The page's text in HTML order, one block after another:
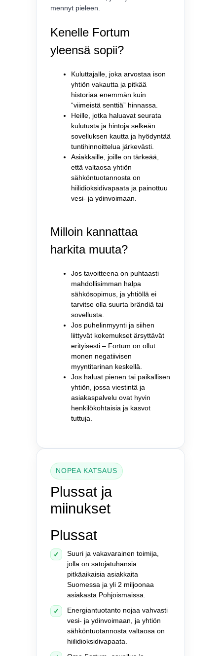
mennyt pieleen.
Kenelle Fortum
yleensä sopii?
Kuluttajalle, joka arvostaa ison
yhtiön vakautta ja pitkää
historiaa enemmän kuin
“viimeistä senttiä” hinnassa.
Heille, jotka haluavat seurata
kulutusta ja hintoja selkeän
sovelluksen kautta ja hyödyntää
tuntihinnoittelua järkevästi.
Asiakkaille, joille on tärkeää,
että valtaosa yhtiön
sähköntuotannosta on
hiilidioksidivapaata ja painottuu
vesi- ja ydinvoimaan.
Milloin kannattaa
harkita muuta?
Jos tavoitteena on puhtaasti
mahdollisimman halpa
sähkösopimus, ja yhtiöllä ei
tarvitse olla suurta brändiä tai
sovellusta.
Jos puhelinmyynti ja siihen
liittyvät kokemukset ärsyttävät
erityisesti – Fortum on ollut
monen negatiivisen
myyntitarinan keskellä.
Jos haluat pienen tai paikallisen
yhtiön, jossa viestintä ja
asiakaspalvelu ovat hyvin
henkilökohtaisia ja kasvot
tuttuja.
NOPEA KATSAUS
Plussat ja
miinukset
Plussat
✓
Suuri ja vakavarainen toimija,
jolla on satojatuhansia
pitkäaikaisia asiakkaita
Suomessa ja yli 2 miljoonaa
asiakasta Pohjoismaissa.
✓
Energiantuotanto nojaa vahvasti
vesi- ja ydinvoimaan, ja yhtiön
sähköntuotannosta valtaosa on
hiilidioksidivapaata.